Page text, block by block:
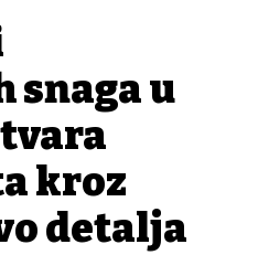
snaga u
kroz
detalja